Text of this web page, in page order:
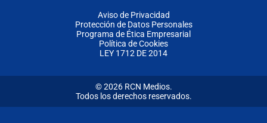
Aviso de Privacidad
Protección de Datos Personales
Programa de Ética Empresarial
Política de Cookies
LEY 1712 DE 2014
© 2026 RCN Medios.
Todos los derechos reservados.